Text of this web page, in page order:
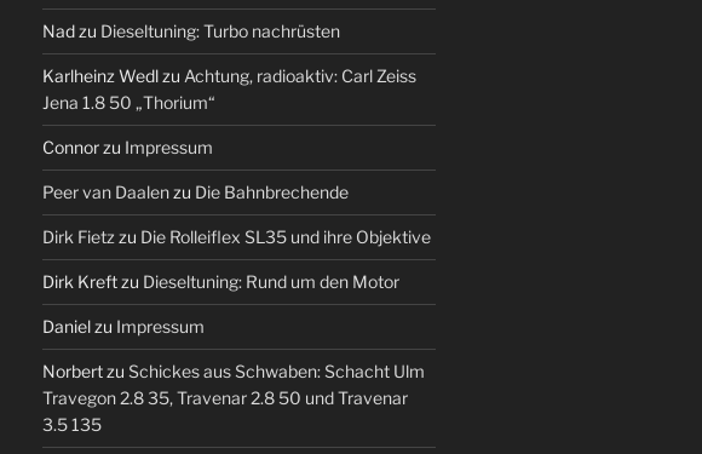
Nadzu Dieseltuning: Turbo nachrüsten
Karlheinz Wedlzu Achtung, radioaktiv: Carl Zeiss
Jena 1.8 50 „Thorium“
Connorzu Impressum
Peer van Daalenzu Die Bahnbrechende
Dirk Fietz zu Die Rolleiflex SL35 und ihre Objektive
Dirk Kreftzu Dieseltuning: Rund um den Motor
Danielzu Impressum
Norbertzu Schickes aus Schwaben: Schacht Ulm
Travegon 2.8 35, Travenar 2.8 50 und Travenar
3.5 135